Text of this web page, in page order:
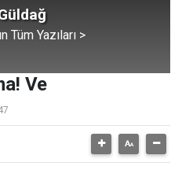
Tüm Yazıları >
Ve